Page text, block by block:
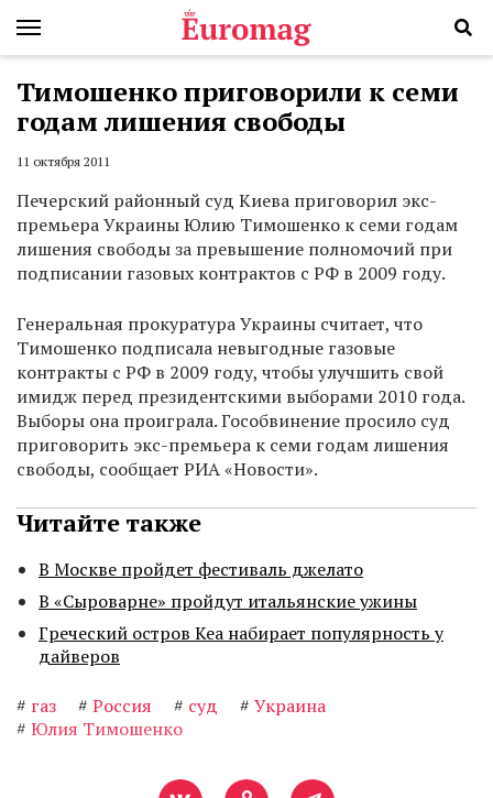
Тимошенко приговорили к семи
годам лишения свободы
11 октября 2011
Печерский районный суд Киева приговорил экс-
премьера Украины Юлию Тимошенко к семи годам
лишения свободы за превышение полномочий при
подписании газовых контрактов с РФ в 2009 году.
Генеральная прокуратура Украины считает, что
Тимошенко подписала невыгодные газовые
контракты с РФ в 2009 году, чтобы улучшить свой
имидж перед президентскими выборами 2010 года.
Выборы она проиграла. Гособвинение просило суд
приговорить экс-премьера к семи годам лишения
свободы, сообщает РИА «Новости».
Читайте также
В Москве пройдет фестиваль джелато
В «Сыроварне» пройдут итальянские ужины
Греческий остров Кеа набирает популярность у
дайверов
# газ # Россия # суд # Украина
# Юлия Тимошенко